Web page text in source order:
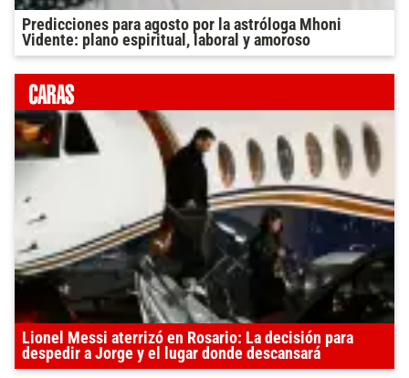
Predicciones para agosto por la astróloga Mhoni
Vidente: plano espiritual, laboral y amoroso
Lionel Messi aterrizó en Rosario: La decisión para
despedir a Jorge y el lugar donde descansará